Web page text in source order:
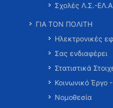
Σχολές Λ.Σ.-
ΓΙΑ ΤΟΝ ΠΟΛΙΤΗ
Ηλεκτρονικές
Σας ενδιαφέρει
Στατιστικά
Κοινωνικό Έργο
Νομοθεσία